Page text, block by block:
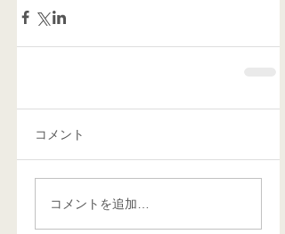
コメント
コメントを追加…